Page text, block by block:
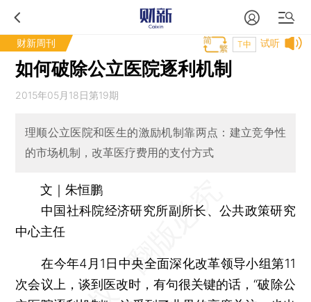
财新周刊 试听
T中
如何破除公立医院逐利机制
2015年05月18日第19期
理顺公立医院和医生的激励机制靠两点：建立竞争性
的市场机制，改革医疗费用的支付方式
文｜朱恒鹏
中国社科院经济研究所副所长、公共政策研究
中心主任
在今年4月1日中央全面深化改革领导小组第11
次会议上，谈到医改时，有句很关键的话，“破除公